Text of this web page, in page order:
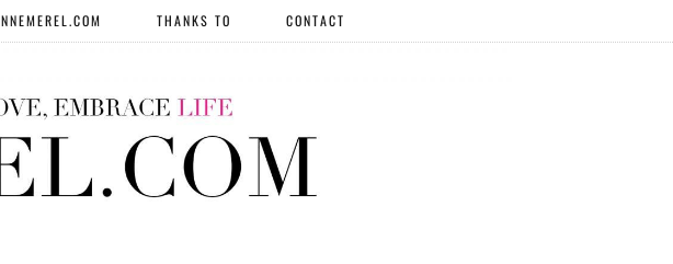
THANKS TO CONTACT